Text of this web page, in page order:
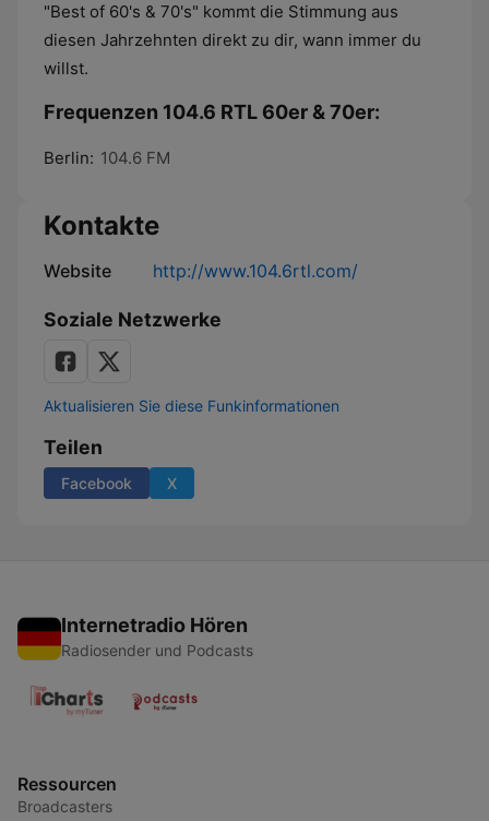
"Best of 60's & 70's" kommt die Stimmung aus
diesen Jahrzehnten direkt zu dir, wann immer du
willst.
Frequenzen 104.6 RTL 60er & 70er:
Berlin: 104.6 FM
Kontakte
Website http://www.104.6rtl.com/
Soziale Netzwerke
Aktualisieren Sie diese Funkinformationen
Teilen
Facebook X
Internetradio Hören
Radiosender und Podcasts
Ressourcen
Broadcasters